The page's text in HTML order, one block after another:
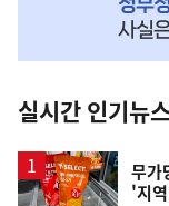
뉴
스
실시간 인기뉴
무가
'지